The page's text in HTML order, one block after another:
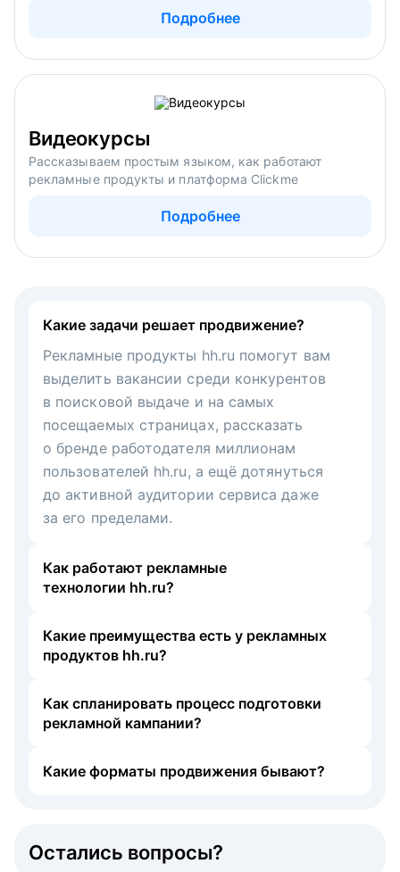
Подробнее
Видеокурсы
Рассказываем простым языком, как работают
рекламные продукты и платформа Clickme
Подробнее
Какие задачи решает продвижение?
Рекламные продукты hh.ru помогут вам
выделить вакансии среди конкурентов
в поисковой выдаче и на самых
посещаемых страницах, рассказать
о бренде работодателя миллионам
пользователей hh.ru, а ещё дотянуться
до активной аудитории сервиса даже
за его пределами.
Как работают рекламные
технологии hh.ru?
Какие преимущества есть у рекламных
продуктов hh.ru?
Как спланировать процесс подготовки
рекламной кампании?
Какие форматы продвижения бывают?
Остались вопросы?